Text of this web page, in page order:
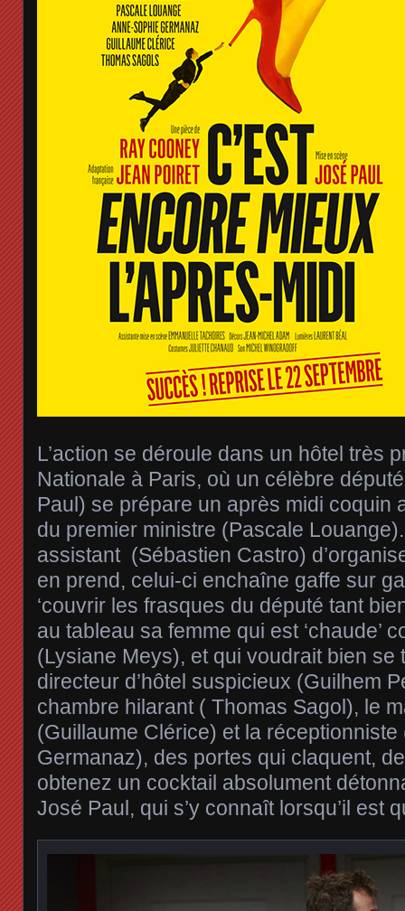
L’action se déroule dans un hôtel très
Nationale à Paris, où un célèbre
Paul) se prépare un après midi coquin
du premier ministre (Pascale
assistant (Sébastien Castro)
en prend, celui-ci enchaîne gaffe sur
‘couvrir les frasques du député tant
au tableau sa femme qui est ‘chaude’
(Lysiane Meys), et qui voudrait bien se
directeur d’hôtel suspicieux (Guilhem
chambre hilarant ( Thomas Sagol), le
(Guillaume Clérice) et la
Germanaz), des portes qui claquent,
obtenez un cocktail absolument
José Paul, qui s’y connaît lorsqu’il est